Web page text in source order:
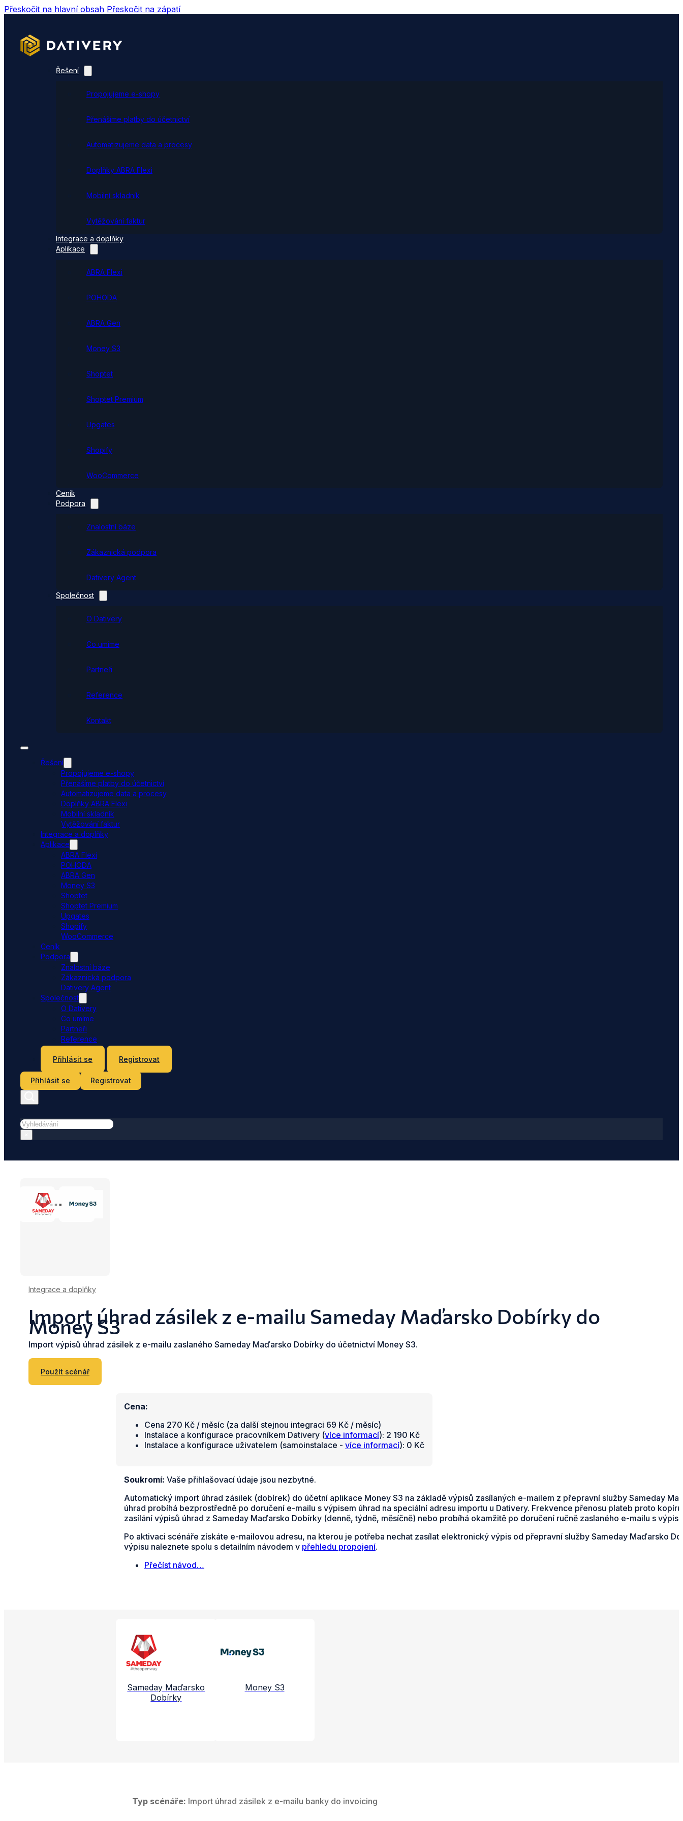
Přeskočit na hlavní obsah Přeskočit na zápatí
Řešení
Propojujeme e-shopy
Přenášíme platby do účetnictví
Automatizujeme data a procesy
Doplňky ABRA Flexi
Mobilní skladník
Vytěžování faktur
Integrace a doplňky
Aplikace
ABRA Flexi
POHODA
ABRA Gen
Money S3
Shoptet
Shoptet Premium
Upgates
Shopify
WooCommerce
Ceník
Podpora
Znalostní báze
Zákaznická podpora
Dativery Agent
Společnost
O Dativery
Co umíme
Partneři
Reference
Kontakt
Řešení
Propojujeme e-shopy
Přenášíme platby do účetnictví
Automatizujeme data a procesy
Doplňky ABRA Flexi
Mobilní skladník
Vytěžování faktur
Integrace a doplňky
Aplikace
ABRA Flexi
POHODA
ABRA Gen
Money S3
Shoptet
Shoptet Premium
Upgates
Shopify
WooCommerce
Ceník
Podpora
Znalostní báze
Zákaznická podpora
Dativery Agent
Společnost
O Dativery
Co umíme
Partneři
Reference
Přihlásit se
Registrovat
Přihlásit se Registrovat
Hledat
Integrace a doplňky
Import úhrad zásilek z e-mailu Sameday Maďarsko Dobírky do
Money S3
Import výpisů úhrad zásilek z e-mailu zaslaného Sameday Maďarsko Dobírky do účetnictví Money S3.
Použít scénář
Cena:
Cena 270 Kč / měsíc (za další stejnou integraci 69 Kč / měsíc)
Instalace a konfigurace pracovníkem Dativery (více informací): 2 190 Kč
Instalace a konfigurace uživatelem (samoinstalace - více informací): 0 Kč
Soukromí: Vaše přihlašovací údaje jsou nezbytné.
Automatický import úhrad zásilek (dobírek) do účetní aplikace Money S3 na základě výpisů zasílaných e-mailem z přepravní služby Sameday
úhrad probíhá bezprostředně po doručení e-mailu s výpisem úhrad na speciální adresu importu u Dativery. Frekvence přenosu plateb proto
zasílání výpisů úhrad z Sameday Maďarsko Dobírky (denně, týdně, měsíčně) nebo probíhá okamžitě po doručení ručně zaslaného e-mailu s
Po aktivaci scénáře získáte e-mailovou adresu, na kterou je potřeba nechat zasílat elektronický výpis od přepravní služby Sameday Maďarsko
výpisu naleznete spolu s detailním návodem v přehledu propojení.
Přečíst návod…
Propojené aplikace a služby
Sameday Maďarsko
Dobírky
Money S3
Typ scénáře: Import úhrad zásilek z e-mailu banky do invoicing